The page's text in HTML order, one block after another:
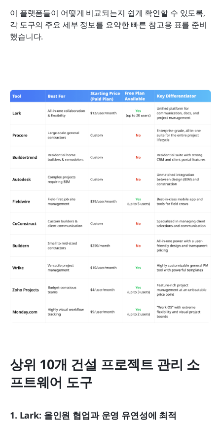
이 플랫폼들이 어떻게 비교되는지 쉽게 확인할 수 있도록,
각 도구의 주요 세부 정보를 요약한 빠른 참고용 표를 준비
했습니다.
상위 10개 건설 프로젝트 관리 소
프트웨어 도구
1. Lark: 올인원 협업과 운영 유연성에 최적